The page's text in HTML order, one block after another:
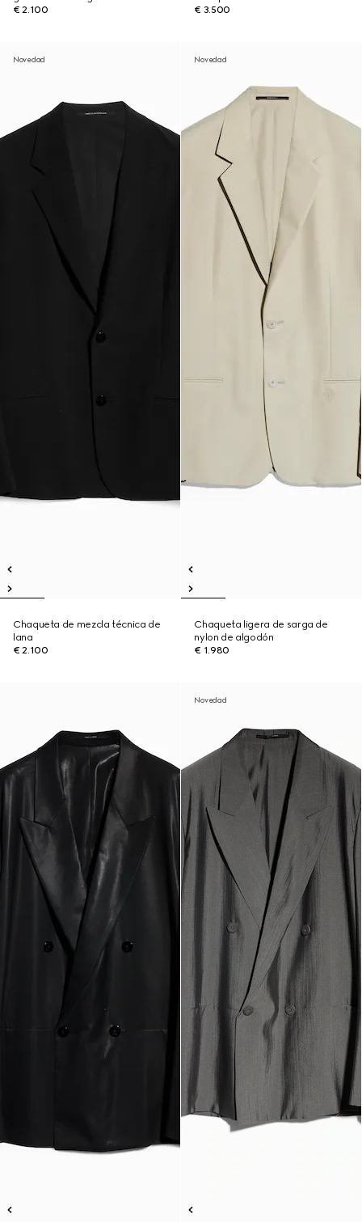
€ 2.100
€ 3.500
Novedad
Chaqueta de mezcla técnica de
lana
€ 2.100
Novedad
Chaqueta ligera de sarga de
nylon de algodón
€ 1.980
Novedad